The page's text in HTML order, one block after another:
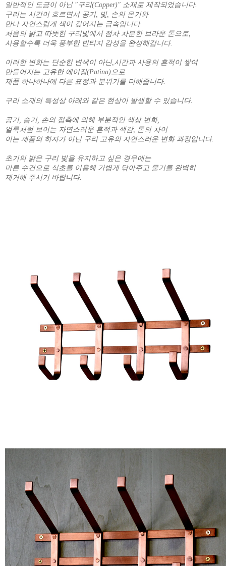
일반적인 도금이 아닌 "구리(Copper)" 소재로 제작되었습니다.
구리는 시간이 흐르면서 공기, 빛, 손의 온기와
만나 자연스럽게 색이 깊어지는 금속입니다.
처음의 밝고 따뜻한 구리빛에서 점차 차분한 브라운 톤으로,
사용할수록 더욱 풍부한 빈티지 감성을 완성해갑니다.
이러한 변화는 단순한 변색이 아닌,시간과 사용의 흔적이 쌓여
만들어지는 고유한 에이징(Patina)으로
제품 하나하나에 다른 표정과 분위기를 더해줍니다.
구리 소재의 특성상 아래와 같은 현상이 발생할 수 있습니다.
공기, 습기, 손의 접촉에 의해 부분적인 색상 변화,
얼룩처럼 보이는 자연스러운 흔적과 색감, 톤의 차이
이는 제품의 하자가 아닌 구리 고유의 자연스러운 변화 과정입니다.
초기의 밝은 구리 빛을 유지하고 싶은 경우에는
마른 수건으로 식초를 이용해 가볍게 닦아주고 물기를 완벽히
제거해 주시기 바랍니다.